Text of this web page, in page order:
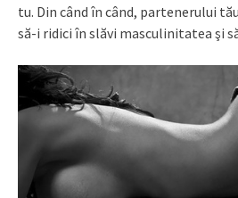
tu. Din când în când, partenerului
să-i ridici în slăvi masculinitatea şi